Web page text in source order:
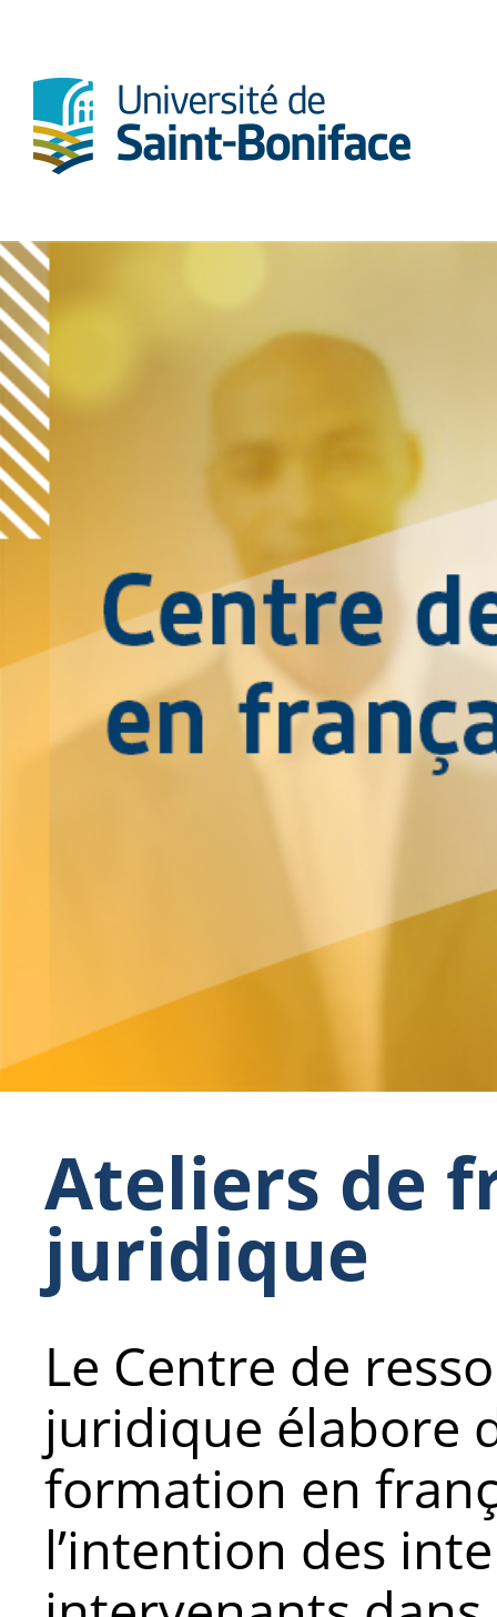
Ateliers de
juridique
Le Centre de
juridique élabore
formation en
l’intention des